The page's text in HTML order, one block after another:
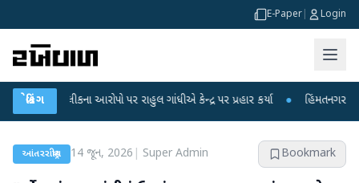
E-Paper Login
બ્રેકિંગ
લીકના આરોપો પર રાહુલ ગાંધીએ કેન્દ્ર પર પ્રહાર કર્યા ● હિંમતનગરમાં રહસ્યમય
આંતરરાષ્ટ્રીય 14 જૂન, 2026 Super Admin Bookmark